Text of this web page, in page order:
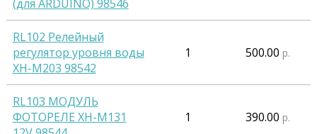
(для ARDUINO) 98546
RL102 Релейный
регулятор уровня воды
XH-M203 98542
1 500.00 р.
RL103 МОДУЛЬ
ФОТОРЕЛЕ XH-M131
1 390.00 р.